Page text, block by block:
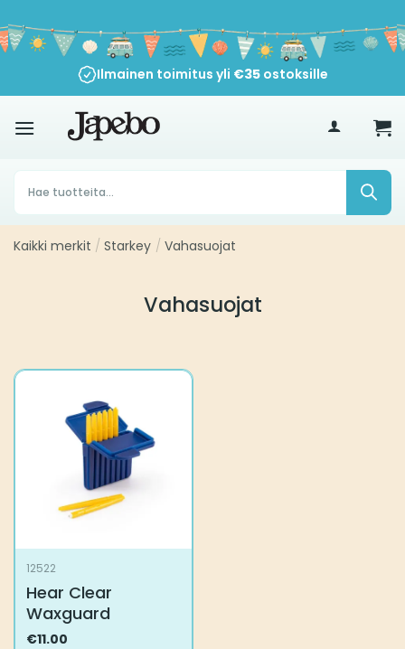
sisältöön
Ilmainen toimitus yli €35ostoksille
Products
search
Kaikki merkit / Starkey / Vahasuojat
Vahasuojat
12522
Hear Clear
Waxguard
€11.00